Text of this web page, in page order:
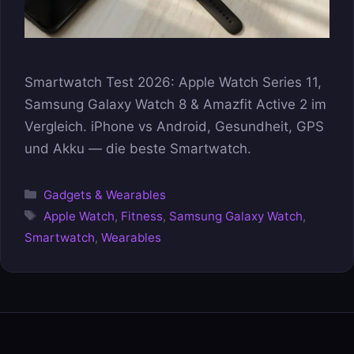
Smartwatch Test 2026: Apple Watch Series 11,
Samsung Galaxy Watch 8 & Amazfit Active 2 im
Vergleich. iPhone vs Android, Gesundheit, GPS
und Akku — die beste Smartwatch.
Kategorien
Gadgets & Wearables
Schlagwörter
Apple Watch, Fitness, Samsung Galaxy Watch,
Smartwatch, Wearables